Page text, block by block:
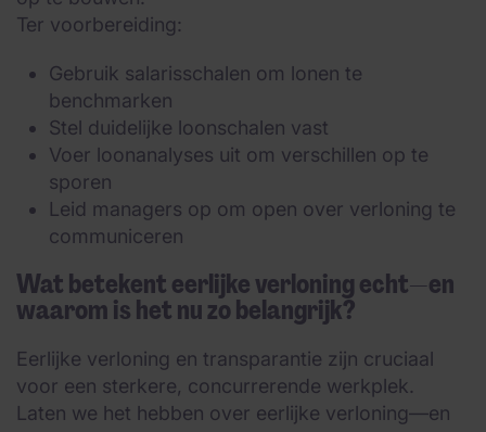
Ter voorbereiding:
Gebruik salarisschalen om lonen te
benchmarken
Stel duidelijke loonschalen vast
Voer loonanalyses uit om verschillen op te
sporen
Leid managers op om open over verloning te
communiceren
Wat betekent eerlijke verloning echt—en
waarom is het nu zo belangrijk?
Eerlijke verloning en transparantie zijn cruciaal
voor een sterkere, concurrerende werkplek.
Laten we het hebben over eerlijke verloning—en